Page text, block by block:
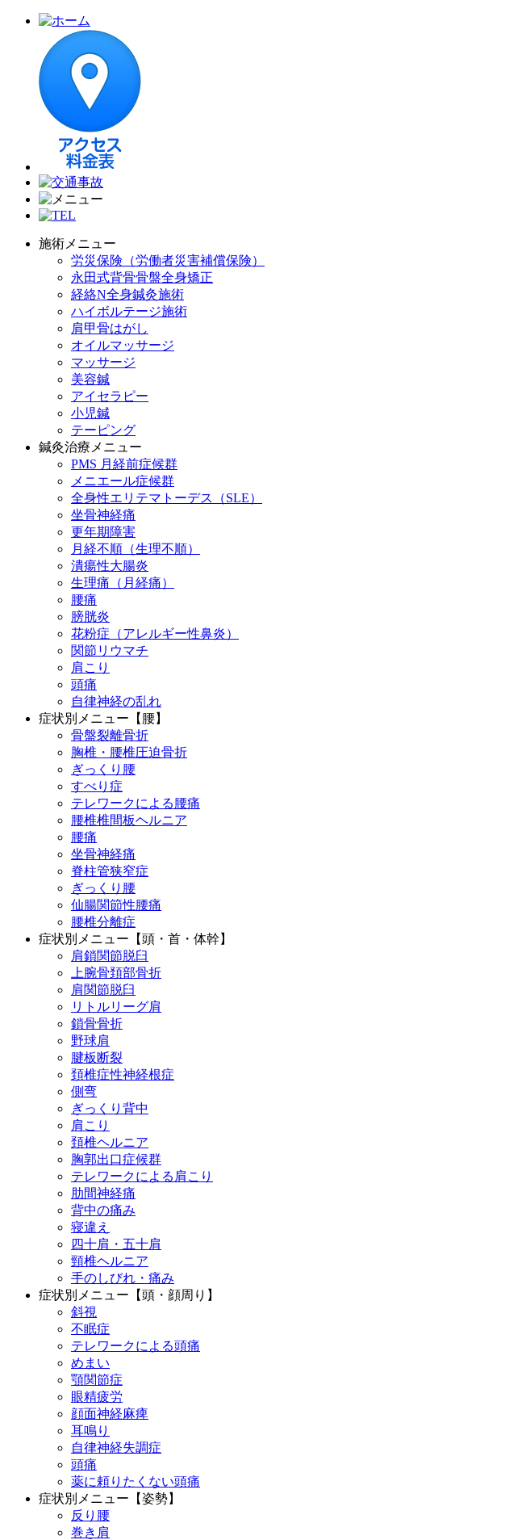
施術メニュー
労災保険（労働者災害補償保険）
永田式背骨骨盤全身矯正
経絡N全身鍼灸施術
ハイボルテージ施術
肩甲骨はがし
オイルマッサージ
マッサージ
美容鍼
アイセラピー
小児鍼
テーピング
鍼灸治療メニュー
PMS 月経前症候群
メニエール症候群
全身性エリテマトーデス（SLE）
坐骨神経痛
更年期障害
月経不順（生理不順）
潰瘍性大腸炎
生理痛（月経痛）
腰痛
膀胱炎
花粉症（アレルギー性鼻炎）
関節リウマチ
肩こり
頭痛
自律神経の乱れ
症状別メニュー【腰】
骨盤裂離骨折
胸椎・腰椎圧迫骨折
ぎっくり腰
すべり症
テレワークによる腰痛
腰椎椎間板ヘルニア
腰痛
坐骨神経痛
脊柱管狭窄症
ぎっくり腰
仙腸関節性腰痛
腰椎分離症
症状別メニュー【頭・首・体幹】
肩鎖関節脱臼
上腕骨頚部骨折
肩関節脱臼
リトルリーグ肩
鎖骨骨折
野球肩
腱板断裂
頚椎症性神経根症
側弯
ぎっくり背中
肩こり
頚椎ヘルニア
胸郭出口症候群
テレワークによる肩こり
肋間神経痛
背中の痛み
寝違え
四十肩・五十肩
頸椎ヘルニア
手のしびれ・痛み
症状別メニュー【頭・顔周り】
斜視
不眠症
テレワークによる頭痛
めまい
顎関節症
眼精疲労
顔面神経麻痺
耳鳴り
自律神経失調症
頭痛
薬に頼りたくない頭痛
症状別メニュー【姿勢】
反り腰
巻き肩